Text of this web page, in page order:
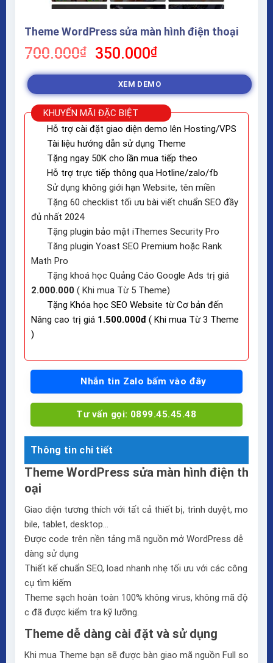
Theme WordPress sửa màn hình điện thoại
700.000₫
Giá
gốc
700.000₫.
350.000₫Giá
hiện
tại
là:
350.000₫.
XEM DEMO
KHUYẾN MÃI ĐẶC BIỆT
Hỗ trợ cài đặt giao diện demo lên Hosting/VPS
Tài liệu hướng dẫn sử dụng Theme
Tặng ngay 50K cho lần mua tiếp theo
Hỗ trợ trực tiếp thông qua Hotline/zalo/fb
Sử dụng không giới hạn Website, tên miền
Tặng 60 checklist tối ưu bài viết chuẩn SEO đầy
đủ nhất 2024
Tặng plugin bảo mật iThemes Security Pro
Tăng plugin Yoast SEO Premium hoặc Rank
Math Pro
Tặng khoá học Quảng Cáo Google Ads trị giá
2.000.000 ( Khi mua Từ 5 Theme)
Tặng Khóa học SEO Website từ Cơ bản đến
Nâng cao trị giá 1.500.000đ ( Khi mua Từ 3 Theme
)
Nhắn tin Zalo bấm vào đây
Tư vấn gọi: 0899.45.45.48
Thông tin chi tiết
Theme WordPress sửa màn hình điện th
oại
Giao diện tương thích với tất cả thiết bị, trình duyệt, mo
bile, tablet, desktop…
Được code trên nền tảng mã nguồn mở WordPress dễ
dàng sử dụng
Thiết kế chuẩn SEO, load nhanh nhẹ tối ưu với các công
cụ tìm kiếm
Theme sạch hoàn toàn 100% không virus, không mã độ
c đã được kiểm tra kỹ lưỡng.
Theme dễ dàng cài đặt và sử dụng
Khi mua Theme bạn sẽ được bàn giao mã nguồn Full so